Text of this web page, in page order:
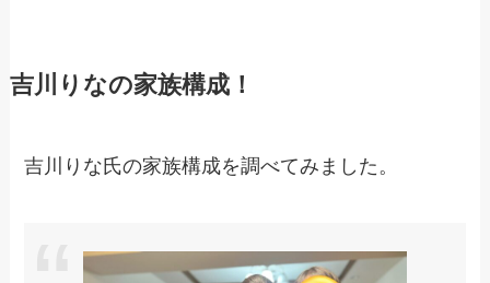
吉川りなの家族構成！
吉川りな氏の家族構成を調べてみました。